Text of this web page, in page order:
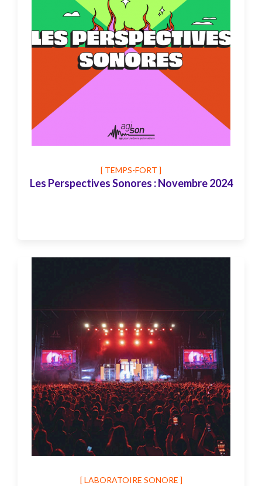
[ TEMPS-FORT ]
Les Perspectives Sonores : Novembre 2024
[ LABORATOIRE SONORE ]